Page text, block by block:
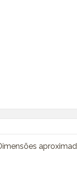
Buscantiguidades -
madeira